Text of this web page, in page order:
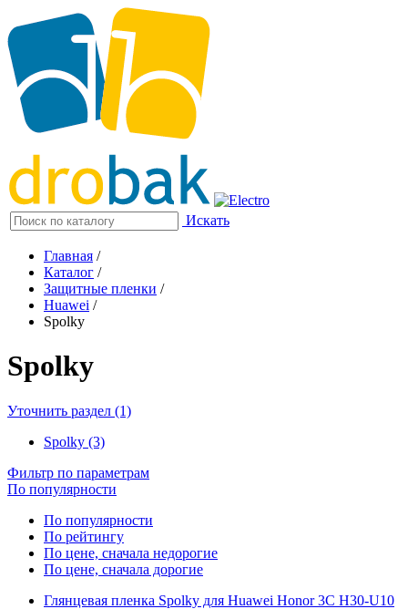
Искать
Главная /
Каталог /
Защитные пленки /
Huawei /
Spolky
Spolky
Уточнить раздел (1)
Spolky (3)
Фильтр по параметрам
По популярности
По популярности
По рейтингу
По цене, сначала недорогие
По цене, сначала дорогие
Глянцевая пленка Spolky для Huawei Honor 3C H30-U10